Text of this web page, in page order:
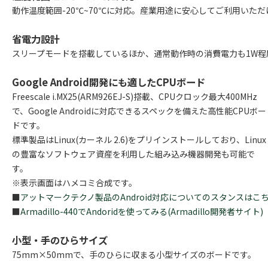
動作温度範囲-20℃~70℃に対応。産業用途に安心してご利用いただ
省電力設計
スリープモードを搭載しているほか、通常動作時の消費電力も1W
Google Android開発にも適したCPUボード
Freescale i.MX25(ARM926EJ-S)搭載、CPUクロック最大400MHz
で、Google Androidに対応できるスペックを備えた高性能CPUボー
ドです。
標準製品はLinux(カーネル 2.6)をプリインストールしており、Linux
の豊富なソフトウェア資産を利用した組み込み機器開発も可能で
す。
※表示画面はハメコミ合成です。
■アットマークテクノ製品のAndroid対応についてのスタンスはこ
■Armadillo-440でAndoridを使ってみる(Armadillo開発者サイト)
小型・手のひらサイズ
75mm×50mmで、手のひらに収まる小型サイズのボードです。